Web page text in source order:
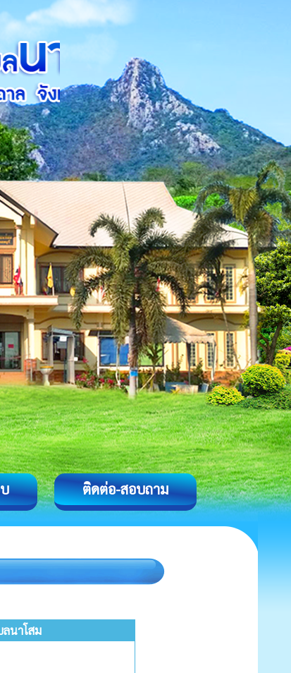
ติดต่อ-สอบถาม
นาโสม